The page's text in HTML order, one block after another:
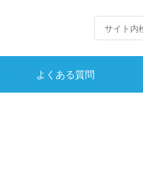
よくある質問